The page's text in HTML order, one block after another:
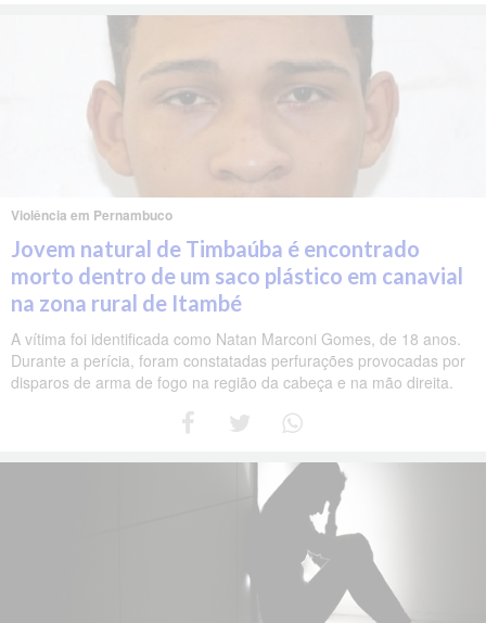
Violência em Pernambuco
Jovem natural de Timbaúba é encontrado
morto dentro de um saco plástico em canavial
na zona rural de Itambé
A vítima foi identificada como Natan Marconi Gomes, de 18 anos.
Durante a perícia, foram constatadas perfurações provocadas por
disparos de arma de fogo na região da cabeça e na mão direita.